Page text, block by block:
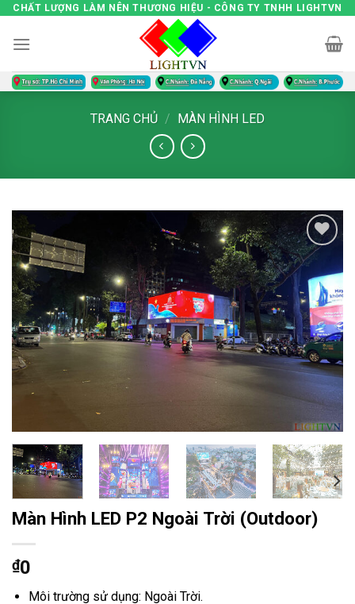
Skip
content
CHẤT LƯỢNG LÀM NÊN THƯƠNG HIỆU - CÔNG TY TNHH LIGHTVN
TRANG CHỦ / MÀN HÌNH LED
Add to
wishlist
Màn Hình LED P2 Ngoài Trời (Outdoor)
₫0
Môi trường sử dụng: Ngoài Trời.